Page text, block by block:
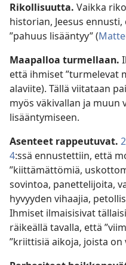
Rikollisuutta. Vaikka
historian, Jeesus
”pahuus lisääntyy” (
Maapalloa turmellaan.
että ihmiset ”turmelevat
alaviite). Tällä viitataan
myös väkivallan ja muun
lisääntymiseen.
Asenteet rappeutuvat.
4:ssä ennustettiin, että
”kiittämättömiä,
sovintoa, panettelijoita,
hyvyyden vihaajia,
Ihmiset ilmaisisivat
räikeällä tavalla, että
”kriittisiä aikoja, joista on